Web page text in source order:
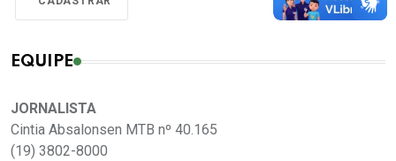
EQUIPE
JORNALISTA
Cintia Absalonsen MTB nº 40.165
(19) 3802-8000